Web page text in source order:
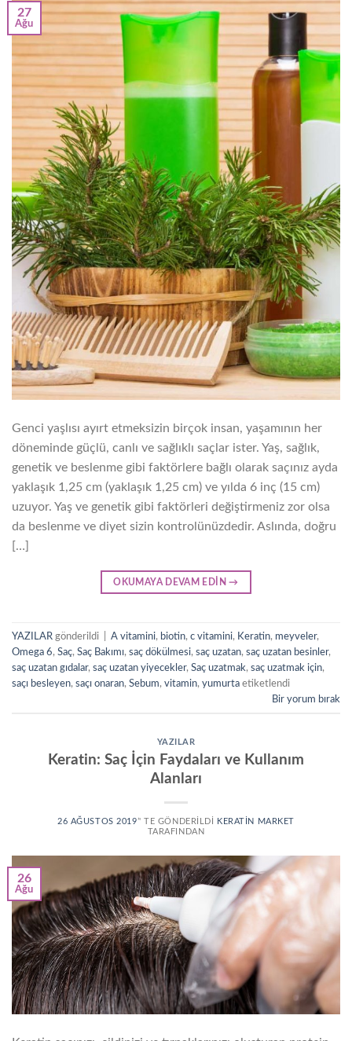
27
Ağu
Genci yaşlısı ayırt etmeksizin birçok insan, yaşamının her
döneminde güçlü, canlı ve sağlıklı saçlar ister. Yaş, sağlık,
genetik ve beslenme gibi faktörlere bağlı olarak saçınız ayda
yaklaşık 1,25 cm (yaklaşık 1,25 cm) ve yılda 6 inç (15 cm)
uzuyor. Yaş ve genetik gibi faktörleri değiştirmeniz zor olsa
da beslenme ve diyet sizin kontrolünüzdedir. Aslında, doğru
[…]
OKUMAYA DEVAM EDIN→
YAZILAR gönderildi A vitamini, biotin, c vitamini, Keratin, meyveler,
Omega 6, Saç, Saç Bakımı, saç dökülmesi, saç uzatan, saç uzatan besinler,
saç uzatan gıdalar, saç uzatan yiyecekler, Saç uzatmak, saç uzatmak için,
saçı besleyen, saçı onaran, Sebum, vitamin, yumurta etiketlendi
Bir yorum bırak
YAZILAR
Keratin: Saç İçin Faydaları ve Kullanım
Alanları
26 AĞUSTOS 2019’' TE GÖNDERILDI
KERATIN MARKET
TARAFINDAN
26
Ağu